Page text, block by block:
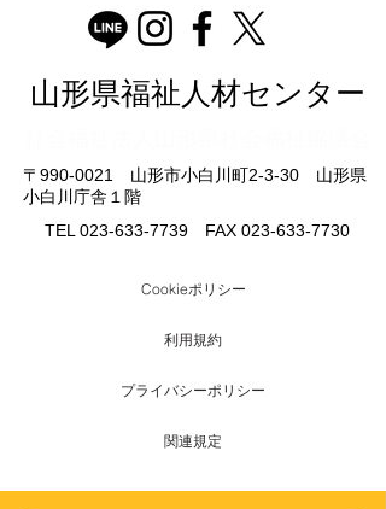
山形県福祉人材センター
〒990-0021 山形市小白川町2-3-30 山形県
小白川庁舎１階
TEL 023-633-7739 FAX 023-633-7730
Cookieポリシー
利用規約
プライバシーポリシー
関連規定